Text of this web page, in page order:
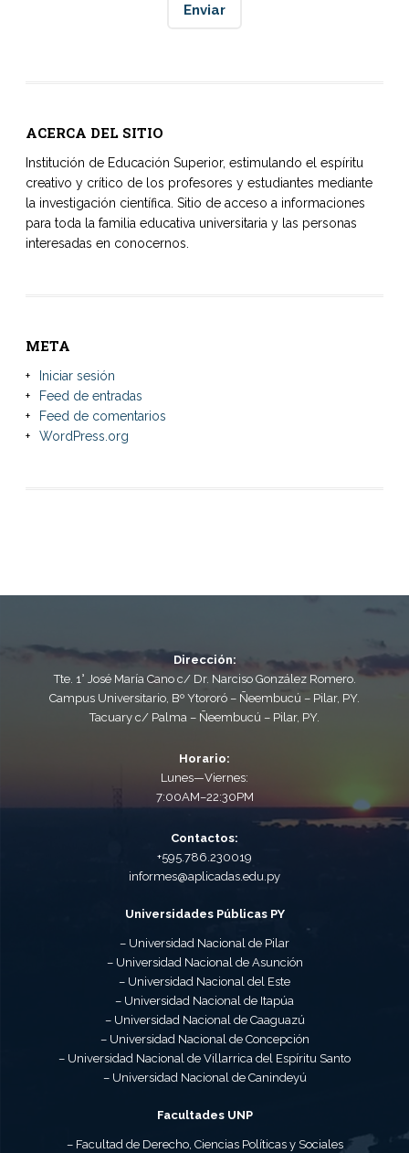
ACERCA DEL SITIO
Institución de Educación Superior, estimulando el espíritu
creativo y crítico de los profesores y estudiantes mediante
la investigación científica. Sitio de acceso a informaciones
para toda la familia educativa universitaria y las personas
interesadas en conocernos.
META
Iniciar sesión
Feed de entradas
Feed de comentarios
WordPress.org
Dirección:
Tte. 1° José María Cano c/ Dr. Narciso González Romero.
Campus Universitario, Bº Ytororó – Ñeembucú – Pilar, PY.
Tacuary c/ Palma – Ñeembucú – Pilar, PY.
Horario:
Lunes—Viernes:
7:00AM–22:30PM
Contactos:
+595.786.230019
informes@aplicadas.edu.py
Universidades Públicas PY
– Universidad Nacional de Pilar
– Universidad Nacional de Asunción
– Universidad Nacional del Este
– Universidad Nacional de Itapúa
– Universidad Nacional de Caaguazú
– Universidad Nacional de Concepción
– Universidad Nacional de Villarrica del Espíritu Santo
– Universidad Nacional de Canindeyú
Facultades UNP
– Facultad de Derecho, Ciencias Políticas y Sociales